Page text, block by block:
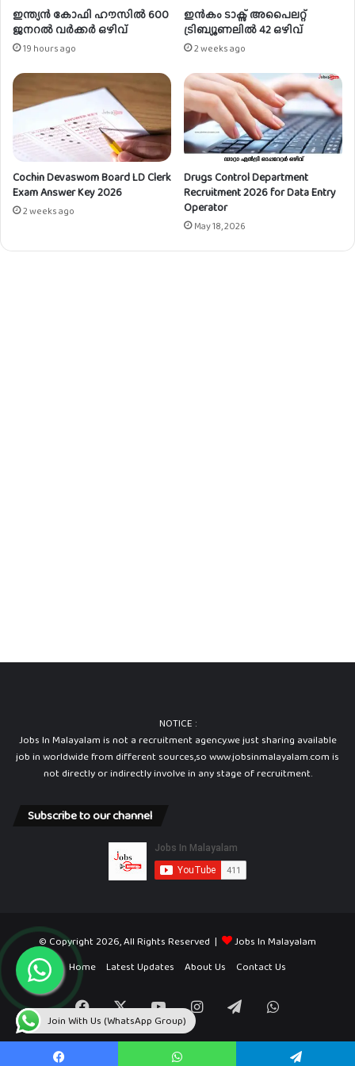
Join With Us (WhatsApp Group)
ഇന്ത്യൻ കോഫി ഹൗസിൽ 600
ജനറൽ വർക്കർ ഒഴിവ്
19 hours ago
ഇൻകം ടാക്സ് അപൈലറ്റ്
ട്രിബ്യൂണലിൽ 42 ഒഴിവ്
2 weeks ago
Cochin Devaswom Board LD Clerk
Exam Answer Key 2026
2 weeks ago
Drugs Control Department
Recruitment 2026 for Data Entry
Operator
May 18, 2026
NOTICE :
Jobs In Malayalam is not a recruitment agency.we just sharing available
job in worldwide from different sources,so www.jobsinmalayalam.com is
not directly or indirectly involve in any stage of recruitment.
Subscribe to our channel
© Copyright 2026, All Rights Reserved |
Jobs In Malayalam
Home
Latest Updates About Us Contact Us
Facebook
X YouTubeInstagramTelegramWhatsApp